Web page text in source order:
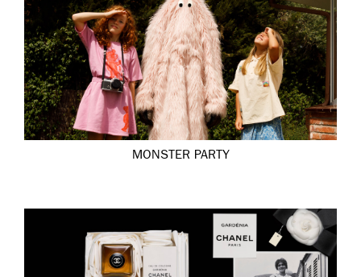
MONSTER PARTY